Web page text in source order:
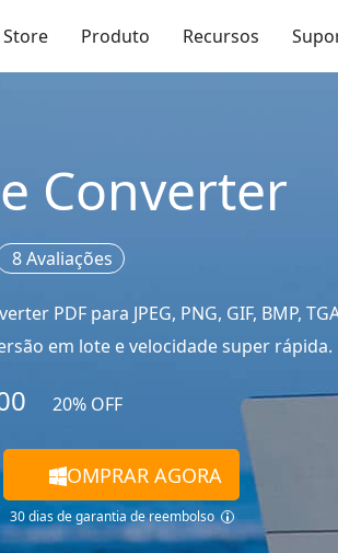
Store Produto Recursos
Converter
8 Avaliações
PDF para JPEG, PNG, GIF, BMP,
em lote e velocidade super rápida.
20% OFF
COMPRAR AGORA
30 dias de garantia de reembolso